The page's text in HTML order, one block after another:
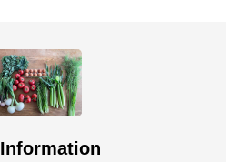
Information